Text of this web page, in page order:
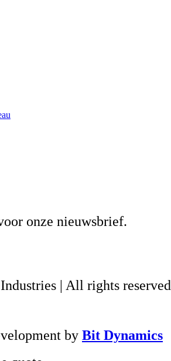
onze nieuwsbrief.
| All rights reserved
by Bit Dynamics